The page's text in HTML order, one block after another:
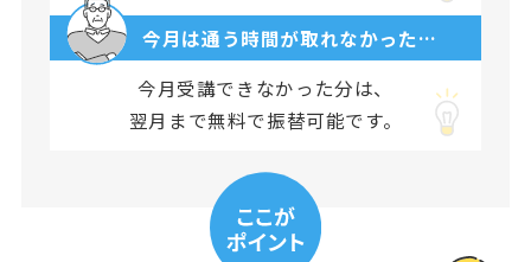
今月は通う時間が取れなかった…
今月受講できなかった分は、
翌月まで無料で振替可能です。